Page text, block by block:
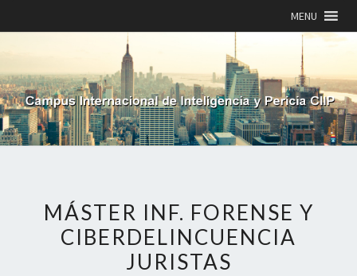
MENU
MÁSTER INF. FORENSE Y
CIBERDELINCUENCIA
JURISTAS